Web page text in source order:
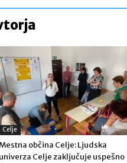
Celje
Mestna občina Celje: Ljudska
univerza Celje zaključuje uspešno